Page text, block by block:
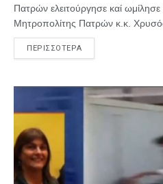
Πατρών ελειτούργησε καί
Μητροπολίτης Πατρών κ.κ.
ΠΕΡΙΣΣΟΤΕΡΑ